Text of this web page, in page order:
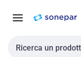
navigazione alla
Cerca input